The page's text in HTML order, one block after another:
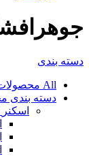
دسته بندی
All
دسته بندی
اسکنر